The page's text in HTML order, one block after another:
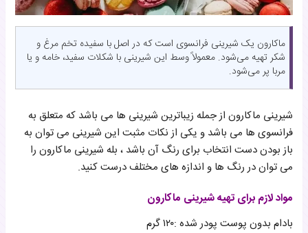
ماکارون یک شیرینی فرانسوی است که در اصل با سفیده تخم مرغ و
شکر تهیه می‌شود. معمولاً وسط این شیرینی با شکلات سفید، خامه و یا
مربا پر می‌شود.
شیرینی ماکارون از جمله زیباترین شیرینی ها می باشد که متعلق به
فرانسوی ها می باشد و یکی از نکات مثبت این شیرینی می توان به
باز بودن دست انتخاب برای رنگ آن باشد ، بله شیرینی ماکارون را
می توان در رنگ ها و اندازه های مختلف درست کنید.
مواد لازم برای تهیه شیرینی ماکارون
بادام بدون پوست پودر شده :۱۲۰ گرم